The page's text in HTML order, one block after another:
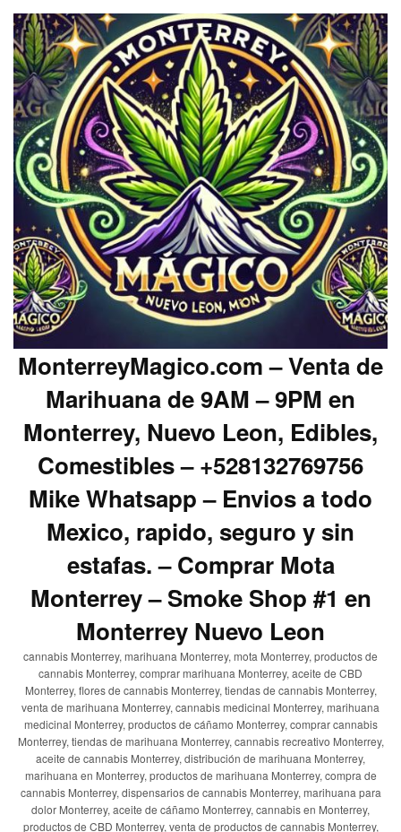
MonterreyMagico.com – Venta de
Marihuana de 9AM – 9PM en
Monterrey, Nuevo Leon, Edibles,
Comestibles – +528132769756
Mike Whatsapp – Envios a todo
Mexico, rapido, seguro y sin
estafas. – Comprar Mota
Monterrey – Smoke Shop #1 en
Monterrey Nuevo Leon
cannabis Monterrey, marihuana Monterrey, mota Monterrey, productos de
cannabis Monterrey, comprar marihuana Monterrey, aceite de CBD
Monterrey, flores de cannabis Monterrey, tiendas de cannabis Monterrey,
venta de marihuana Monterrey, cannabis medicinal Monterrey, marihuana
medicinal Monterrey, productos de cáñamo Monterrey, comprar cannabis
Monterrey, tiendas de marihuana Monterrey, cannabis recreativo Monterrey,
aceite de cannabis Monterrey, distribución de marihuana Monterrey,
marihuana en Monterrey, productos de marihuana Monterrey, compra de
cannabis Monterrey, dispensarios de cannabis Monterrey, marihuana para
dolor Monterrey, aceite de cáñamo Monterrey, cannabis en Monterrey,
productos de CBD Monterrey, venta de productos de cannabis Monterrey,